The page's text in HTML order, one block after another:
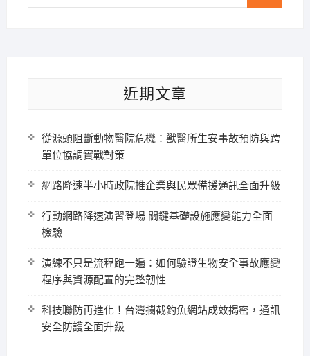
近期文章
從源頭阻斷動物醫院危機：獸醫所生安事故預防與跨
單位協調實戰對策
網路降速半小時政院推企業與民眾備援通訊全面升級
行動網路降速演習登場 關鍵基礎設施應變能力全面
檢驗
演練不只是流程跑一遍：如何驗證生物安全事故應變
程序與資源配置的完整韌性
科技聯防再進化！台灣攔截釣魚網站成效揭密，通訊
安全防護全面升級